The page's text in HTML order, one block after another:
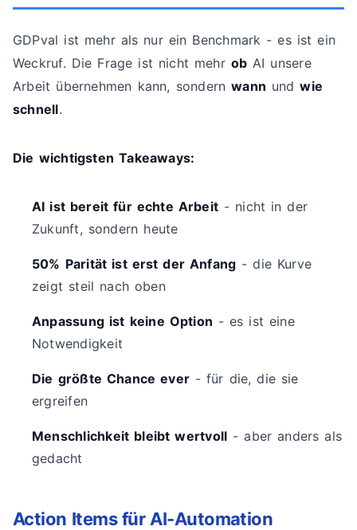
GDPval ist mehr als nur ein Benchmark - es ist ein
Weckruf. Die Frage ist nicht mehr ob AI unsere
Arbeit übernehmen kann, sondernwann undwie
schnell.
Die wichtigsten Takeaways:
AI ist bereit für echte Arbeit - nicht in der
Zukunft, sondern heute
50% Parität ist erst der Anfang - die Kurve
zeigt steil nach oben
Anpassung ist keine Option - es ist eine
Notwendigkeit
Die größte Chance ever - für die, die sie
ergreifen
Menschlichkeit bleibt wertvoll - aber anders als
gedacht
Action Items für AI-Automation